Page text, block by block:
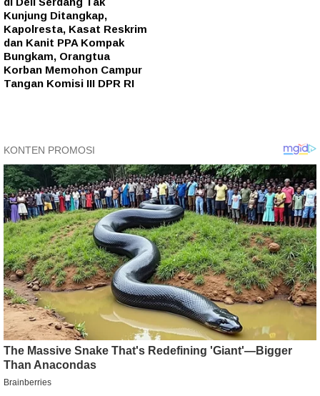
Kunjung Ditangkap,
Kapolresta, Kasat Reskrim
dan Kanit PPA Kompak
Bungkam, Orangtua
Korban Memohon Campur
Tangan Komisi III DPR RI